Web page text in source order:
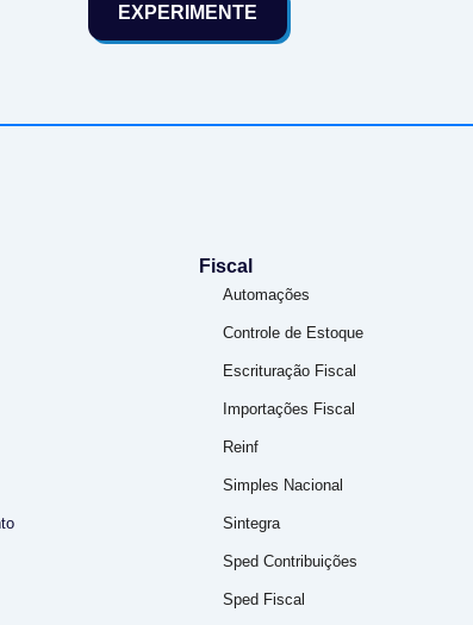
EXPERIMENTE
Fiscal
Automações
Controle de Estoque
Escrituração Fiscal
Importações Fiscal
Reinf
Simples Nacional
Sintegra
Sped Contribuições
Sped Fiscal